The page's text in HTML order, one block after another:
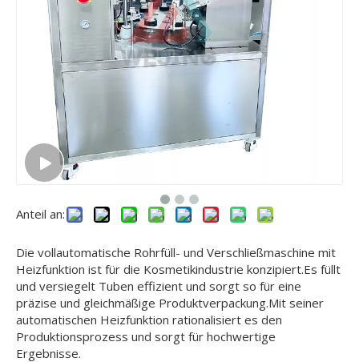
Anteil an:
Die vollautomatische Rohrfüll- und Verschließmaschine mit
Heizfunktion ist für die Kosmetikindustrie konzipiert.Es füllt
und versiegelt Tuben effizient und sorgt so für eine
präzise und gleichmäßige Produktverpackung.Mit seiner
automatischen Heizfunktion rationalisiert es den
Produktionsprozess und sorgt für hochwertige
Ergebnisse.